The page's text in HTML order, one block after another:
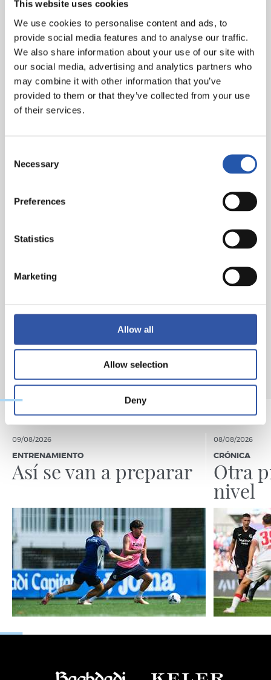
This website uses cookies
We use cookies to personalise content and ads, to
provide social media features and to analyse our traffic.
We also share information about your use of our site with
our social media, advertising and analytics partners who
may combine it with other information that you’ve
provided to them or that they’ve collected from your use
of their services.
Selection
Necessary
Preferences
Statistics
Marketing
Allow all
Allow selection
Deny
09/08/2026
ENTRENAMIENTO
Así se van a preparar
08/08/2026
CRÓNICA
Otra
nivel